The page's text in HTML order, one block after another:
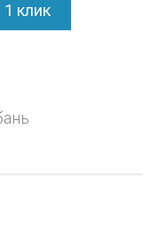
1 клик